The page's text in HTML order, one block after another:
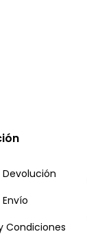
Condiciones